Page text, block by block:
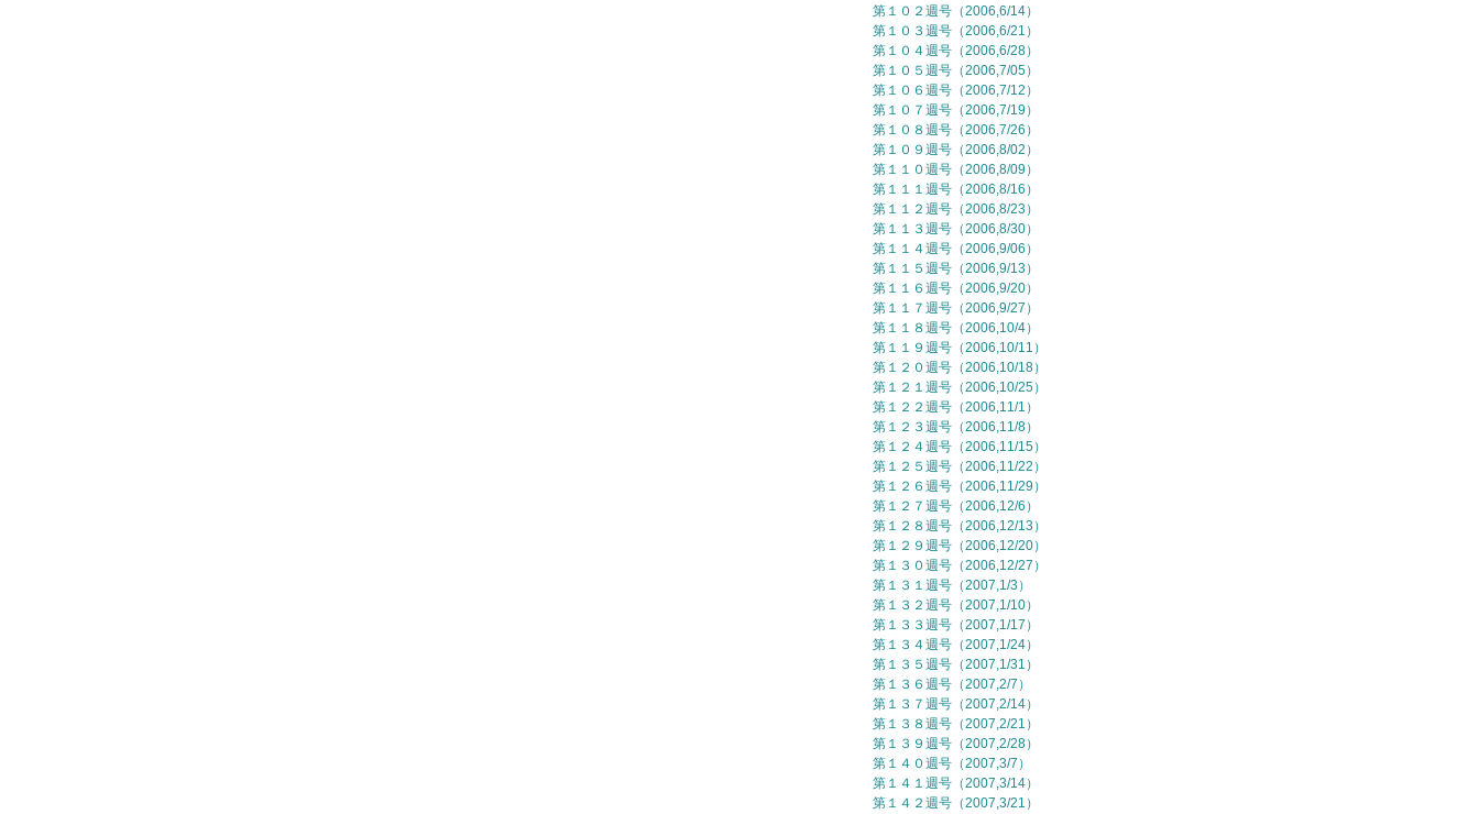
第１０２週号（2006,6/14）
第１０３週号（2006,6/21）
第１０４週号（2006,6/28）
第１０５週号（2006,7/05）
第１０６週号（2006,7/12）
第１０７週号（2006,7/19）
第１０８週号（2006,7/26）
第１０９週号（2006,8/02）
第１１０週号（2006,8/09）
第１１１週号（2006,8/16）
第１１２週号（2006,8/23）
第１１３週号（2006,8/30）
第１１４週号（2006,9/06）
第１１５週号（2006,9/13）
第１１６週号（2006,9/20）
第１１７週号（2006,9/27）
第１１８週号（2006,10/4）
第１１９週号（2006,10/11）
第１２０週号（2006,10/18）
第１２１週号（2006,10/25）
第１２２週号（2006,11/1）
第１２３週号（2006,11/8）
第１２４週号（2006,11/15）
第１２５週号（2006,11/22）
第１２６週号（2006,11/29）
第１２７週号（2006,12/6）
第１２８週号（2006,12/13）
第１２９週号（2006,12/20）
第１３０週号（2006,12/27）
第１３１週号（2007,1/3）
第１３２週号（2007,1/10）
第１３３週号（2007,1/17）
第１３４週号（2007,1/24）
第１３５週号（2007,1/31）
第１３６週号（2007,2/7）
第１３７週号（2007,2/14）
第１３８週号（2007,2/21）
第１３９週号（2007,2/28）
第１４０週号（2007,3/7）
第１４１週号（2007,3/14）
第１４２週号（2007,3/21）